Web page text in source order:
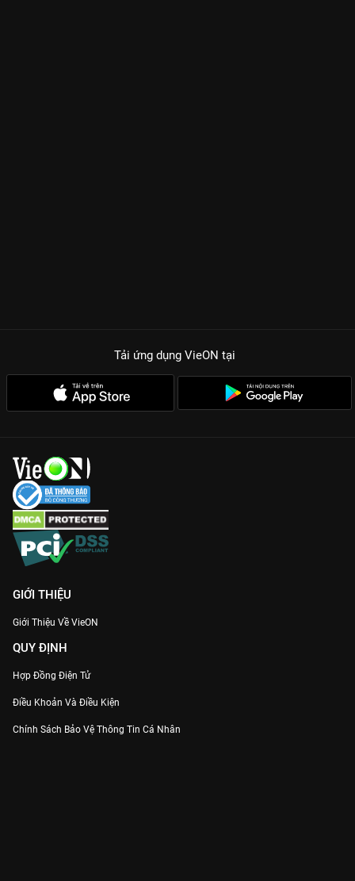
Tải ứng dụng VieON tại
GIỚI THIỆU
Giới Thiệu Về VieON
QUY ĐỊNH
Hợp Đồng Điện Tử
Điều Khoản Và Điều Kiện
Chính Sách Bảo Vệ Thông Tin Cá Nhân